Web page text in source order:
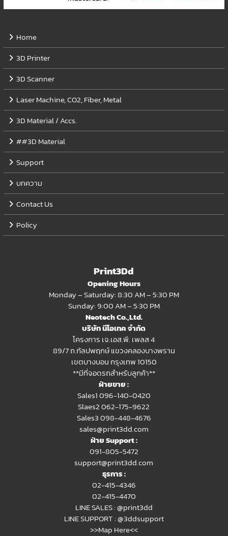
Home
3D Printer
3D Scanner
Laser Machine, CO2, Fiber, Metal
3D Material / Accs.
##3D Material
Support
บทความ
Contact Us
Policy
Print3Dd
Opening Hours
Monday – Saturday: 8:30 AM – 5:30 PM
Sunday: 9:00 AM – 5:30 PM
Neotech Co.,Ltd.
บริษัท นีโอเทค จำกัด
โครงการ เจ.เอส.พี. เพลส 4
89/7 ถ.กัลปพฤกษ์ แขวงคลองบางพราน
เขตบางบอน กรุงเทพ 10150
**มีที่จอดรถสำหรับลูกค้า**
ฝ่ายขาย :
Sales1 096-140-0420
Slaes2062-175-9622
Sales3 098-448-4676
sales@print3dd.com
ฝ่าย Support :
091-805-5472
support@print3dd.com
ธุรการ :
02-415-4346
02-415-4470
LINE SALES :@print3dd
LINE SUPPORT :@3ddsupport
>>Map Here<<